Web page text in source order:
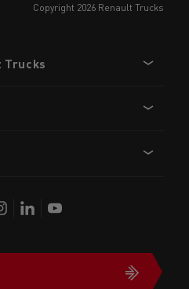
copyright 2026 Renault Trucks
Trucks